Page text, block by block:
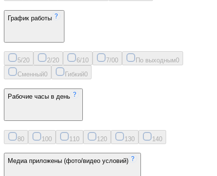
График работы
5/20 2/20 6/10 7/00 По выходным0
Сменный0 Гибкий0
Рабочие часы в день
80 100 11 0 120 130 140
Медиа приложены (фото/видео условий)